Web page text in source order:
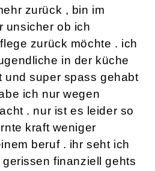
zurück , bin im
unsicher ob ich
zurück möchte . ich
in der küche
und super spass gehabt
ich nur wegen
. nur ist es leider so
kraft weniger
beruf . ihr seht ich
finanziell gehts